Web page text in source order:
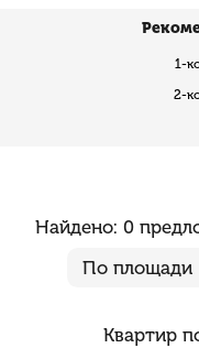
1-
2-
Найдено: 0
По площади
Квартир